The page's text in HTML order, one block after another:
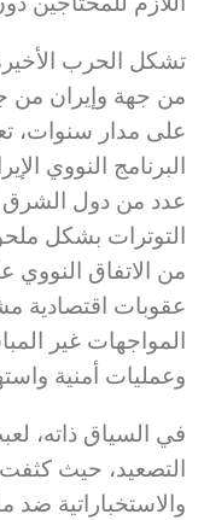
تشكل الحرب
من جهة وإيران من
على مدار سنوات،
البرنامج النووي
عدد من دول
التوترات بشكل
عقوبات اقتصادية
المواجهات غير
وعمليات أمنية
في السياق ذاته،
التصعيد، حيث
والاستخباراتية ضد